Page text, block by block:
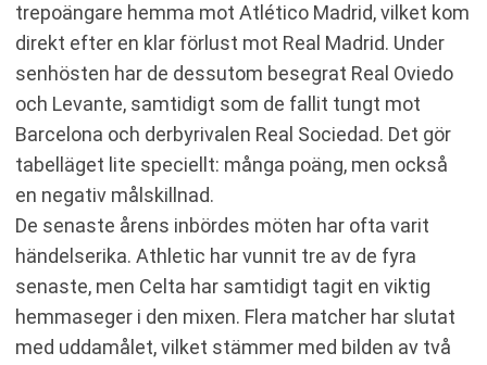
trepoängare hemma mot Atlético Madrid, vilket kom
direkt efter en klar förlust mot Real Madrid. Under
senhösten har de dessutom besegrat Real Oviedo
och Levante, samtidigt som de fallit tungt mot
Barcelona och derbyrivalen Real Sociedad. Det gör
tabelläget lite speciellt: många poäng, men också
en negativ målskillnad.
De senaste årens inbördes möten har ofta varit
händelserika. Athletic har vunnit tre av de fyra
senaste, men Celta har samtidigt tagit en viktig
hemmaseger i den mixen. Flera matcher har slutat
med uddamålet, vilket stämmer med bilden av två